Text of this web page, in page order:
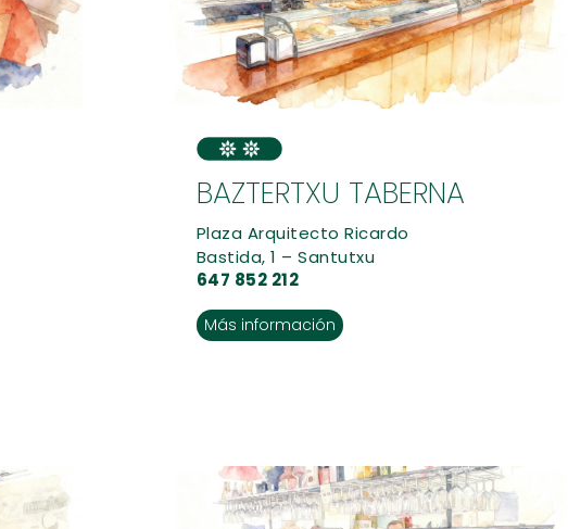
BAZTERTXU TABERNA
Plaza Arquitecto Ricardo
Bastida, 1 – Santutxu
647 852 212
Más información